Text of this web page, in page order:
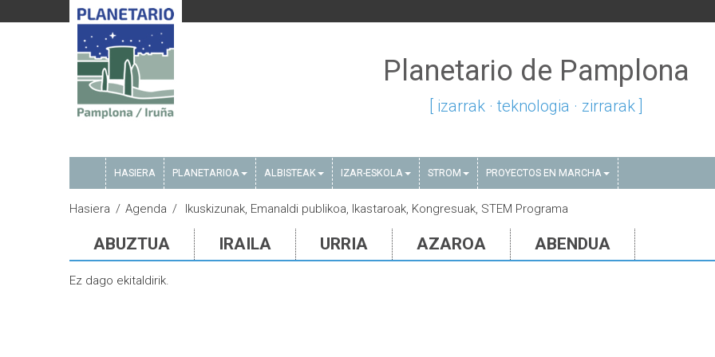
Planetario de Pamplona
[ izarrak · teknologia · zirrarak ]
HASIERA PLANETARIOA ALBISTEAK IZAR-ESKOLA STROM PROYECTOS EN MARCHA
Hasiera Agenda Ikuskizunak, Emanaldi publikoa, Ikastaroak, Kongresuak, STEM Programa
ABUZTUA IRAILA URRIA AZAROA ABENDUA
Ez dago ekitaldirik.